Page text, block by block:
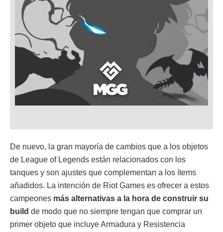
De nuevo, la gran mayoría de cambios que a los objetos
de League of Legends están relacionados con los
tanques y son ajustes que complementan a los ítems
añadidos. La intención de Riot Games es ofrecer a estos
campeones más alternativas a la hora de construir su
build de modo que no siempre tengan que comprar un
primer objeto que incluye Armadura y Resistencia